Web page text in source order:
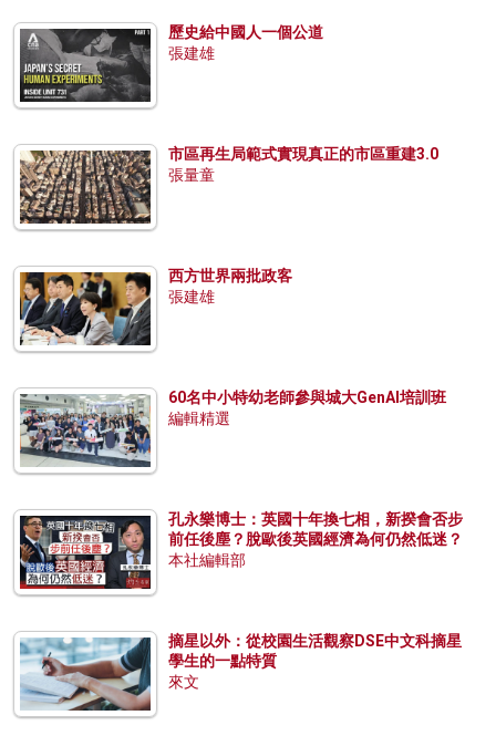
歷史給中國人一個公道
張建雄
市區再生局範式實現真正的市區重建3.0
張量童
西方世界兩批政客
張建雄
60名中小特幼老師參與城大GenAI培訓班
編輯精選
孔永樂博士：英國十年換七相，新揆會否步
前任後塵？脫歐後英國經濟為何仍然低迷？
本社編輯部
摘星以外：從校園生活觀察DSE中文科摘星
學生的一點特質
來文